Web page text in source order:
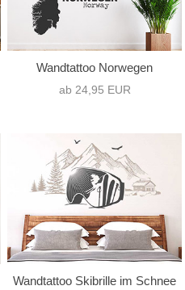
Wandtattoo Norwegen
ab 24,95 EUR
Wandtattoo Skibrille im Schnee